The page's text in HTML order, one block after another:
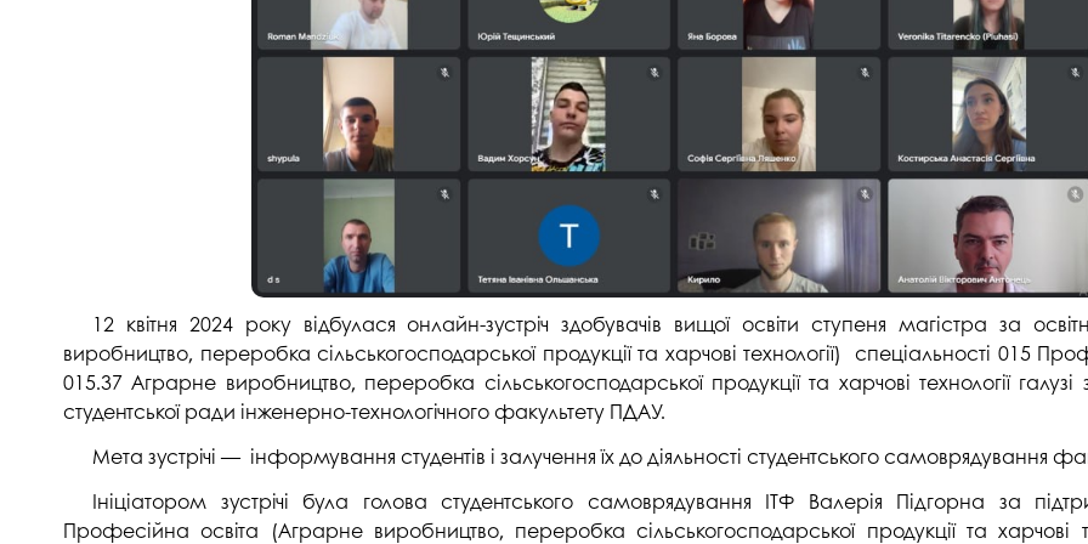
Асоціація випускників
3D тур по університету
Антикорупційна діяльність
Меморіал пам'яті
Відділ маркетингу
Центр впровадження індустрії
4.0
Психологічна служба
Омбудсмен учасників
освітнього процесу
Студентське містечко ПДАУ
Навчально-наукові центри
Дорадча служба
Вступні випробування 2026
студентського містечка
Волонтерський центр "ПУЛЬС"
Студентське життя
Підрозділ з організації виховної
та іміджевої діяльності
Спорт
Працевлаштування
Відділ практики і сприяння
працевлаштуванню
Скринька довіри
Академічна
освіта
Опитування
Академічна
Акредитація
Якість освіти,
освіти
Відділ
якості освіти
12 квітня 2024 року відбулася онлайн-зустріч здобувачів вищої освіти ступеня магістра за
виробництво, переробка сільськогосподарської продукції та харчові технології) спеціальності 015
015.37 Аграрне виробництво, переробка сільськогосподарської продукції та харчові технології
студентської ради інженерно-технологічного факультету ПДАУ.
Мета зустрічі — інформування студентів і залучення їх до діяльності студентського самоврядування
Ініціатором зустрічі була голова студентського самоврядування ІТФ Валерія Підгорна за
Професійна освіта (Аграрне виробництво, переробка сільськогосподарської продукції та харчові